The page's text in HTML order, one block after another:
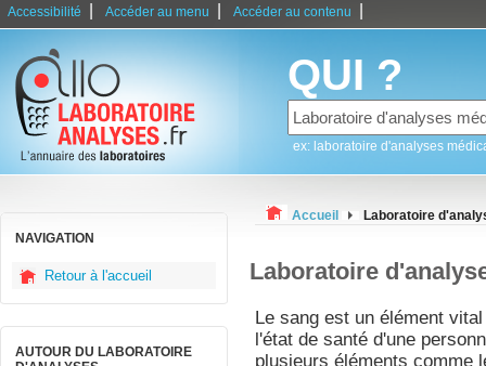
Accessibilité Accéder au menu Accéder au contenu
QUI ?
ex: laboratoire d'analyses
NAVIGATION
Retour à l'accueil
AUTOUR DU LABORATOIRE
Accueil Laboratoire
Laboratoire
Le sang est un élément
l'état de santé d'une
plusieurs éléments comme